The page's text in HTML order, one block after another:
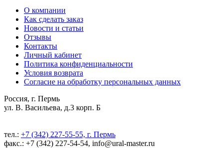
О компании
Как сделать заказ
Новости и статьи
Отзывы
Контакты
Личный кабинет
Политика конфиденциальности
Условия возврата
Согласие на обработку персональных данных
Россия, г. Пермь
ул. В. Васильева, д.3 корп. Б
тел.: +7 (342) 227-55-55, г. Пермь
факс.: +7 (342) 227-54-54, info@ural-master.ru